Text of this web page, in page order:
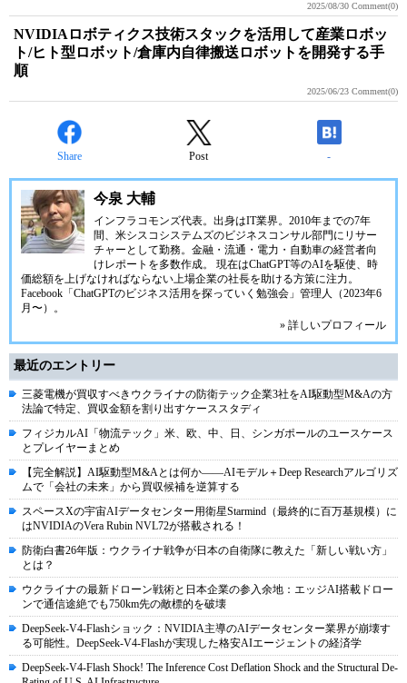
2025/08/30 Comment(0)
NVIDIAロボティクス技術スタックを活用して産業ロボッ
ト/ヒト型ロボット/倉庫内自律搬送ロボットを開発する手
順
2025/06/23 Comment(0)
Share Post -
今泉 大輔
インフラコモンズ代表。出身はIT業界。2010年までの7年
間、米シスコシステムズのビジネスコンサル部門にリサー
チャーとして勤務。金融・流通・電力・自動車の経営者向
けレポートを多数作成。 現在はChatGPT等のAIを駆使、時
価総額を上げなければならない上場企業の社長を助ける方策に注力。
Facebook「ChatGPTのビジネス活用を探っていく勉強会」管理人（2023年6
月〜）。
» 詳しいプロフィール
最近のエントリー
三菱電機が買収すべきウクライナの防衛テック企業3社をAI駆動型M&Aの方
法論で特定、買収金額を割り出すケーススタディ
フィジカルAI「物流テック」米、欧、中、日、シンガポールのユースケース
とプレイヤーまとめ
【完全解説】AI駆動型M&Aとは何か――AIモデル＋Deep Researchアルゴリズ
ムで「会社の未来」から買収候補を逆算する
スペースXの宇宙AIデータセンター用衛星Starmind（最終的に百万基規模）に
はNVIDIAのVera Rubin NVL72が搭載される！
防衛白書26年版：ウクライナ戦争が日本の自衛隊に教えた「新しい戦い方」
とは？
ウクライナの最新ドローン戦術と日本企業の参入余地：エッジAI搭載ドロー
ンで通信途絶でも750km先の敵標的を破壊
DeepSeek-V4-Flashショック：NVIDIA主導のAIデータセンター業界が崩壊す
る可能性。DeepSeek-V4-Flashが実現した格安AIエージェントの経済学
DeepSeek-V4-Flash Shock! The Inference Cost Deflation Shock and the Structural De-